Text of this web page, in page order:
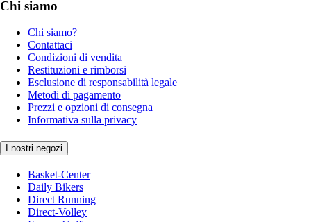
Chi siamo
Chi siamo?
Contattaci
Condizioni di vendita
Restituzioni e rimborsi
Esclusione di responsabilità legale
Metodi di pagamento
Prezzi e opzioni di consegna
Informativa sulla privacy
I nostri negozi
Basket-Center
Daily Bikers
Direct Running
Direct-Volley